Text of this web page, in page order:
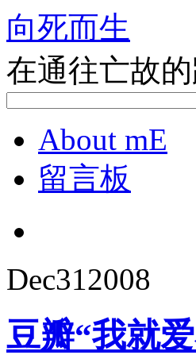
向死而生
在通往亡故
About mE
留言板
Dec312008
豆瓣“我就